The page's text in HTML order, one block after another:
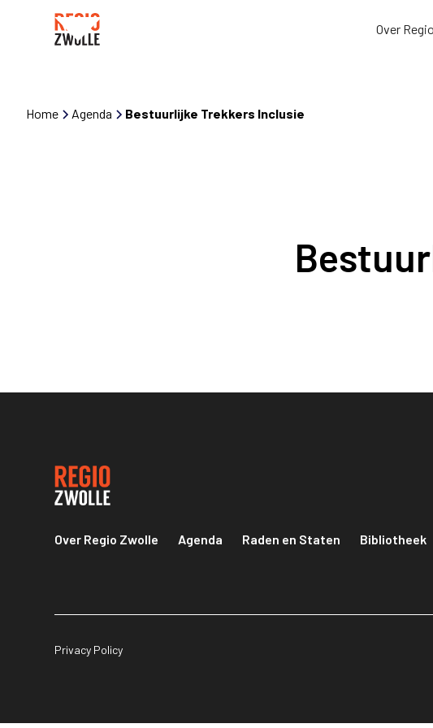
Over
Home Agenda Bestuurlijke Trekkers Inclusie
Over Regio Zwolle Agenda Raden en Staten Bibliotheek
Privacy Policy